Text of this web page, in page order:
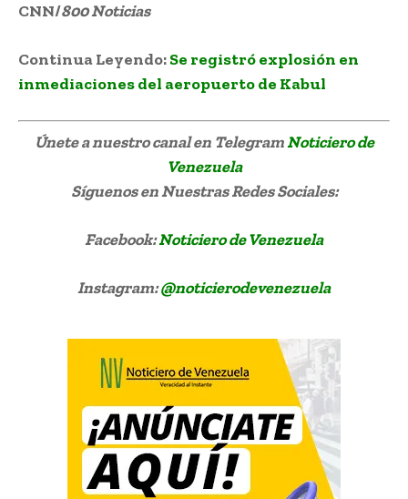
CNN/800 Noticias
Continua Leyendo:Se registró explosión en
inmediaciones del aeropuerto de Kabul
Únete a nuestro canal en TelegramNoticiero de
Venezuela
Síguenosen Nuestras Redes Sociales:
Facebook:Noticiero de Venezuela
Instagram:@noticierodevenezuela